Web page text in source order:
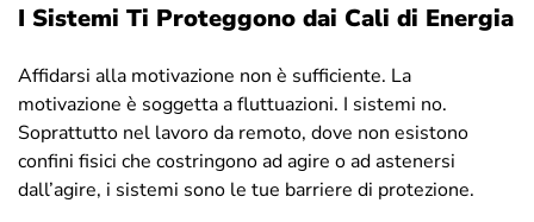
I Sistemi Ti Proteggono dai Cali di Energia
Affidarsi alla motivazione non è sufficiente. La
motivazione è soggetta a fluttuazioni. I sistemi no.
Soprattutto nel lavoro da remoto, dove non esistono
confini fisici che costringono ad agire o ad astenersi
dall’agire, i sistemi sono le tue barriere di protezione.